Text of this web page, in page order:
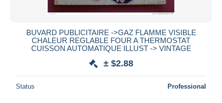
BUVARD PUBLICITAIRE ->GAZ FLAMME VISIBLE
CHALEUR REGLABLE FOUR A THERMOSTAT
CUISSON AUTOMATIQUE ILLUST -> VINTAGE
± $2.88
Status Professional